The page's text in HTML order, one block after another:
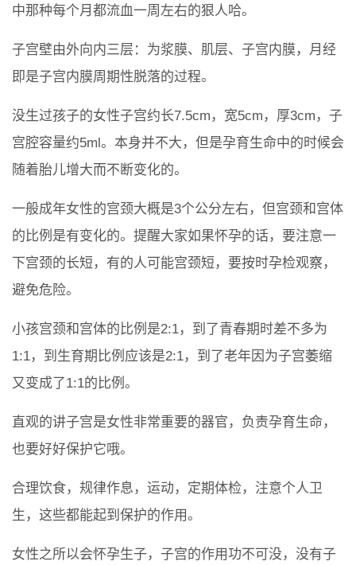
中那种每个月都流血一周左右的狠人哈。
子宫壁由外向内三层：为浆膜、肌层、子宫内膜，月经
即是子宫内膜周期性脱落的过程。
没生过孩子的女性子宫约长7.5cm，宽5cm，厚3cm，子
宫腔容量约5ml。本身并不大，但是孕育生命中的时候会
随着胎儿增大而不断变化的。
一般成年女性的宫颈大概是3个公分左右，但宫颈和宫体
的比例是有变化的。提醒大家如果怀孕的话，要注意一
下宫颈的长短，有的人可能宫颈短，要按时孕检观察，
避免危险。
小孩宫颈和宫体的比例是2:1，到了青春期时差不多为
1:1，到生育期比例应该是2:1，到了老年因为子宫萎缩
又变成了1:1的比例。
直观的讲子宫是女性非常重要的器官，负责孕育生命，
也要好好保护它哦。
合理饮食，规律作息，运动，定期体检，注意个人卫
生，这些都能起到保护的作用。
女性之所以会怀孕生子，子宫的作用功不可没，没有子